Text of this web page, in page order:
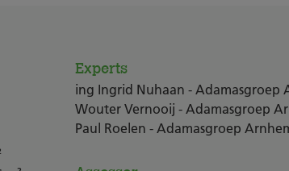
Experts
ing Ingrid Nuhaan - Adamasgroep
Wouter Vernooij - Adamasgroep
Paul Roelen - Adamasgroep